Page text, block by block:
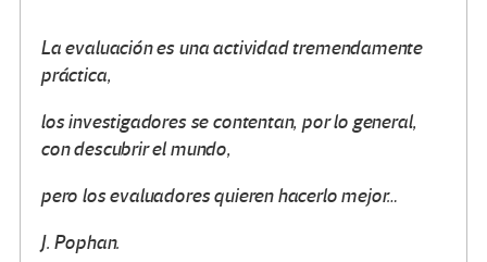
La evaluación es una actividad tremendamente
práctica,
los investigadores se contentan, por lo general,
con descubrir el mundo,
pero los evaluadores quieren hacerlo mejor…
J. Pophan.